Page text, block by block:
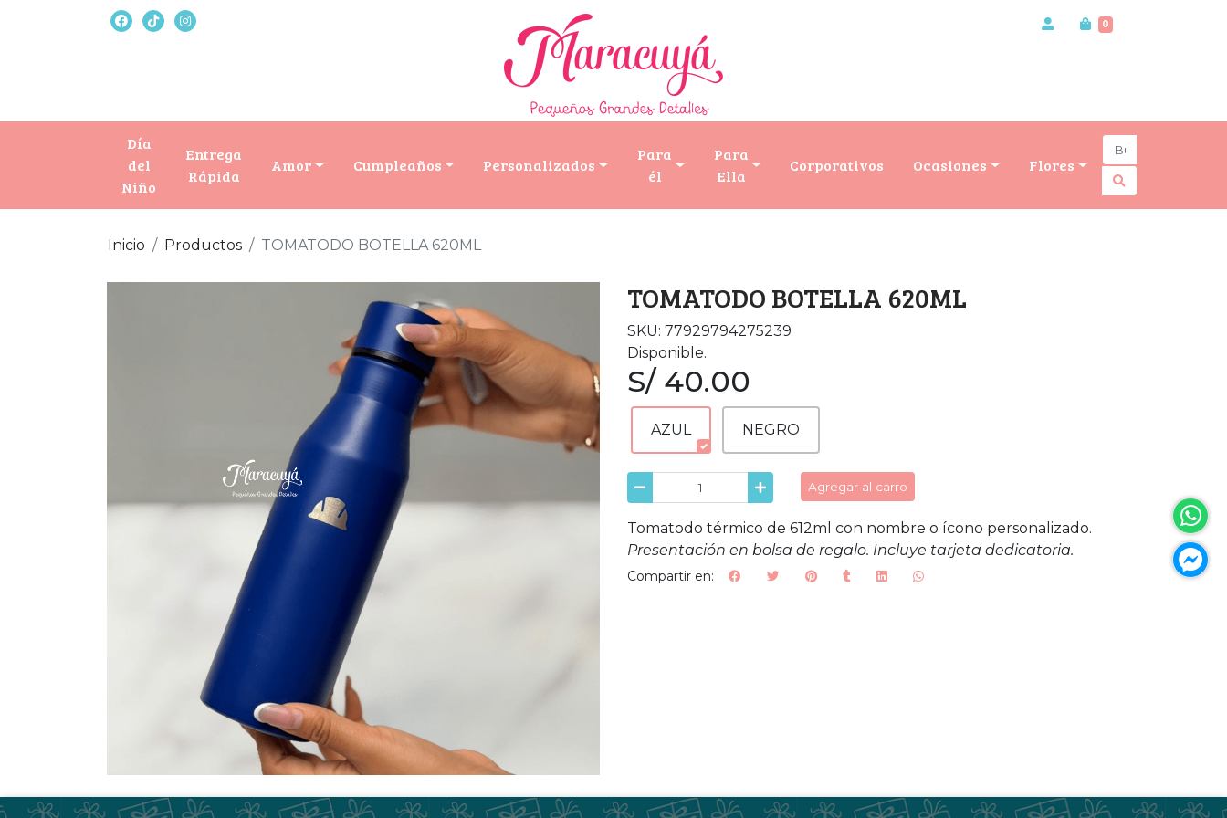
0
Día
del
Niño
Entrega
Rápida
Amor Cumpleaños Personalizados
Para
él
Para
Ella
Corporativos Ocasiones Flores
Inicio Productos TOMATODO BOTELLA 620ML
TOMATODO BOTELLA 620ML
SKU: 77929794275239
Disponible.
S/ 40.00
AZUL NEGRO
Agregar al carro
Tomatodo térmico de 612ml con nombre o ícono personalizado.
Presentación en bolsa de regalo. Incluye tarjeta dedicatoria.
Compartir en: